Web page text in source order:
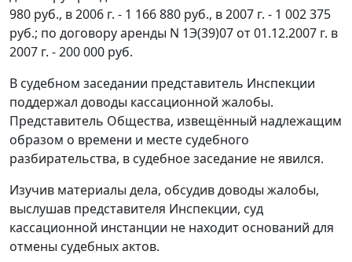
980 руб., в 2006 г. - 1 166 880 руб., в 2007 г. - 1 002 375
руб.; по договору аренды N 1Э(39)07 от 01.12.2007 г. в
2007 г. - 200 000 руб.
В судебном заседании представитель Инспекции
поддержал доводы кассационной жалобы.
Представитель Общества, извещённый надлежащим
образом о времени и месте судебного
разбирательства, в судебное заседание не явился.
Изучив материалы дела, обсудив доводы жалобы,
выслушав представителя Инспекции, суд
кассационной инстанции не находит оснований для
отмены судебных актов.